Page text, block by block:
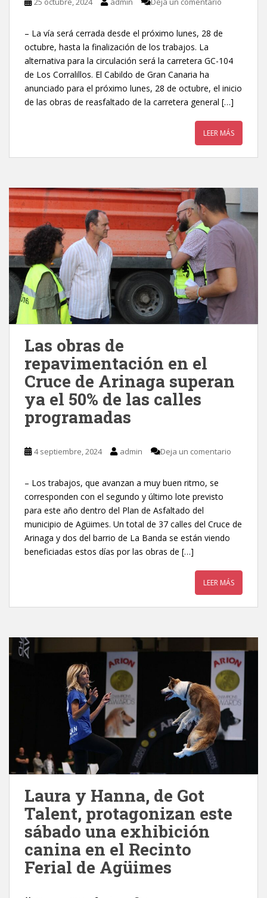
– La vía será cerrada desde el próximo lunes, 28 de
octubre, hasta la finalización de los trabajos. La
alternativa para la circulación será la carretera GC-104
de Los Corralillos. El Cabildo de Gran Canaria ha
anunciado para el próximo lunes, 28 de octubre, el inicio
de las obras de reasfaltado de la carretera general […]
LEER MÁS
Las obras de
repavimentación en el
Cruce de Arinaga superan
ya el 50% de las calles
programadas
4 septiembre, 2024 admin Deja un comentario
– Los trabajos, que avanzan a muy buen ritmo, se
corresponden con el segundo y último lote previsto
para este año dentro del Plan de Asfaltado del
municipio de Agüimes. Un total de 37 calles del Cruce de
Arinaga y dos del barrio de La Banda se están viendo
beneficiadas estos días por las obras de […]
LEER MÁS
Laura y Hanna, de Got
Talent, protagonizan este
sábado una exhibición
canina en el Recinto
Ferial de Agüimes